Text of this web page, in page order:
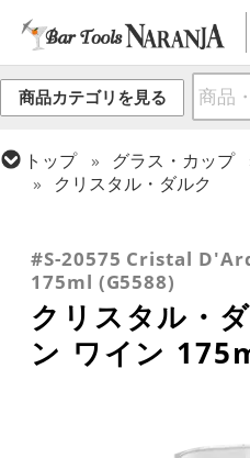
商品カテゴリを見る
トップ グラス・カップ
クリスタル・ダルク
ワイングラス
カクテルグラス (全サイ
#S-20575 Cristal
175ml (G5588)
クリスタル・
ン ワイン